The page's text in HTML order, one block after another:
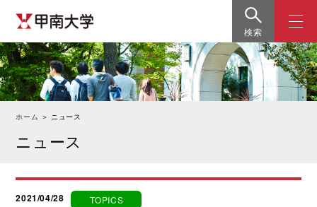
検索
ホーム ＞ニュース
ニュース
2021/04/28 TOPICS